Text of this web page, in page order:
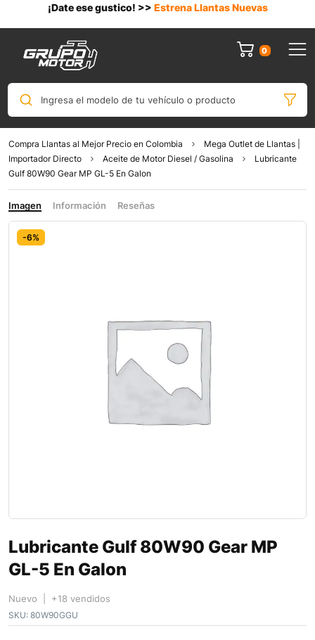
¡Date ese gustico! >> Estrena Llantas Nuevas
0
Ingresa el modelo de tu vehículo o producto
Compra Llantas al Mejor Precio en Colombia
Mega Outlet de Llantas |
Importador Directo
Aceite de Motor Diesel / Gasolina
Lubricante
Gulf 80W90 Gear MP GL-5 En Galon
Imagen Información Reseñas
-6%
Lubricante Gulf 80W90 Gear MP
GL-5 En Galon
Nuevo | +18 vendidos
SKU: 80W90GGU